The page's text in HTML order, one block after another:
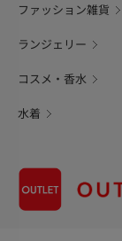
ファッション雑貨
ランジェリー
コスメ・香水
水着